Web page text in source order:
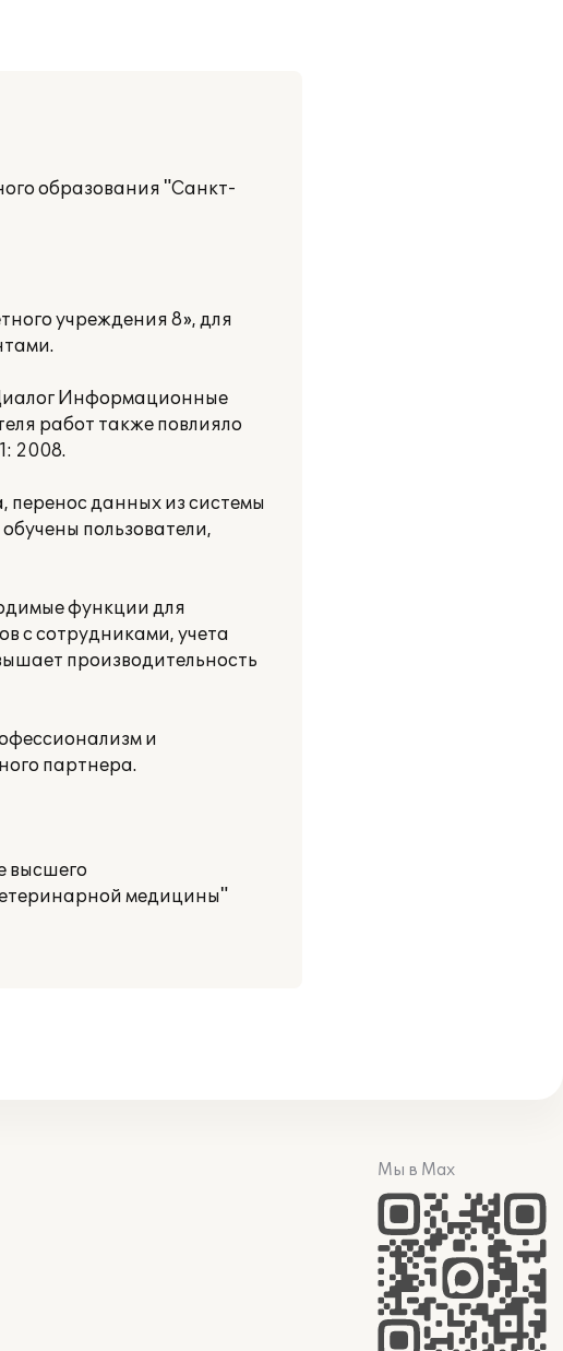
образования "Санкт-
учреждения 8», для
Информационные
работ также повлияло
2008.
перенос данных из системы
пользователи,
функции для
с сотрудниками, учета
производительность
и
партнера.
высшего
медицины"
Мы в Max